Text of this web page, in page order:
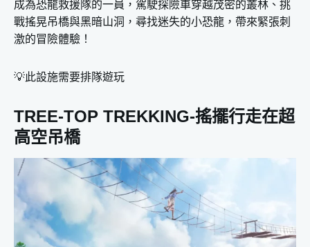
成為恐龍救援隊的一員，駕駛探險車穿越茂密的叢林、挑
戰搖晃吊橋與黑暗山洞，尋找迷失的小恐龍，帶來緊張刺
激的冒險體驗！
💡此設施需要排隊遊玩
TREE-TOP TREKKING-搖擺行走在超
高空吊橋